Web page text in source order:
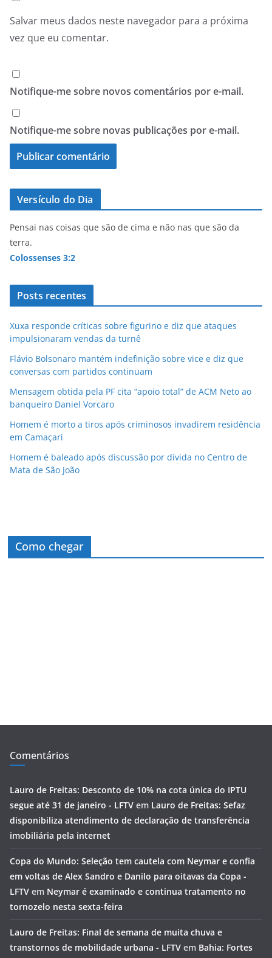
Salvar meus dados neste navegador para a próxima
vez que eu comentar.
Notifique-me sobre novos comentários por e-mail.
Notifique-me sobre novas publicações por e-mail.
Versículo do Dia
Pensai nas coisas que são de cima e não nas que são da
terra.
Colossenses 3:2
Posts recentes
Xuxa responde críticas sobre figurino e diz que ataques
impulsionaram vendas da turnê
Flávio Bolsonaro mantém indefinição sobre vice e diz que
conversas com partidos continuam
Mensagem obtida pela PF cita “apoio total” de ACM Neto ao
banqueiro Daniel Vorcaro
Homem é morto a tiros após criminosos invadirem residência
em Camaçari
Homem é baleado após discussão por dívida no Centro de
Mata de São João
Como chegar
Comentários
Lauro de Freitas: Desconto de 10% na cota única do IPTU
segue até 31 de janeiro - LFTV em Lauro de Freitas: Sefaz
disponibiliza atendimento de declaração de transferência
imobiliária pela internet
Copa do Mundo: Seleção tem cautela com Neymar e confia
em voltas de Alex Sandro e Danilo para oitavas da Copa -
LFTV em Neymar é examinado e continua tratamento no
tornozelo nesta sexta-feira
Lauro de Freitas: Final de semana de muita chuva e
transtornos de mobilidade urbana - LFTV em Bahia: Fortes